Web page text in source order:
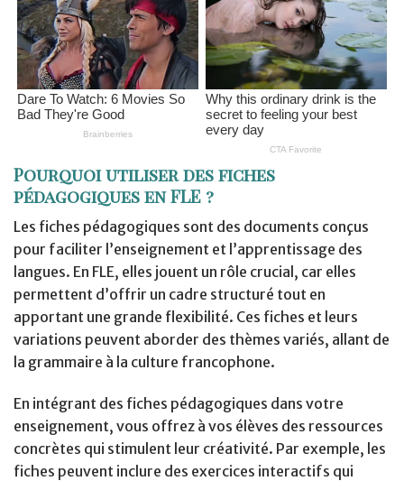
Pourquoi utiliser des fiches
pédagogiques en FLE ?
Les fiches pédagogiques sont des documents conçus
pour faciliter l’enseignement et l’apprentissage des
langues. En FLE, elles jouent un rôle crucial, car elles
permettent d’offrir un cadre structuré tout en
apportant une grande flexibilité. Ces fiches et leurs
variations peuvent aborder des thèmes variés, allant de
la grammaire à la culture francophone.
En intégrant des fiches pédagogiques dans votre
enseignement, vous offrez à vos élèves des ressources
concrètes qui stimulent leur créativité. Par exemple, les
fiches peuvent inclure des exercices interactifs qui